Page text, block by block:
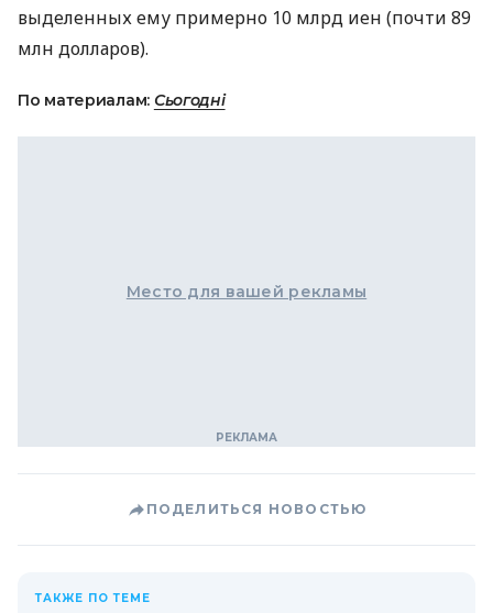
выделенных ему примерно 10 млрд иен (почти 89
млн долларов).
По материалам: Сьогодні
Место для вашей рекламы
ПОДЕЛИТЬСЯ НОВОСТЬЮ
ТАКЖЕ ПО ТЕМЕ